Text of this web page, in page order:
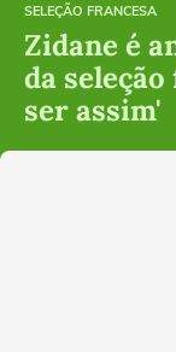
SELEÇÃO FRANCESA
Zidane é
da
ser assim'